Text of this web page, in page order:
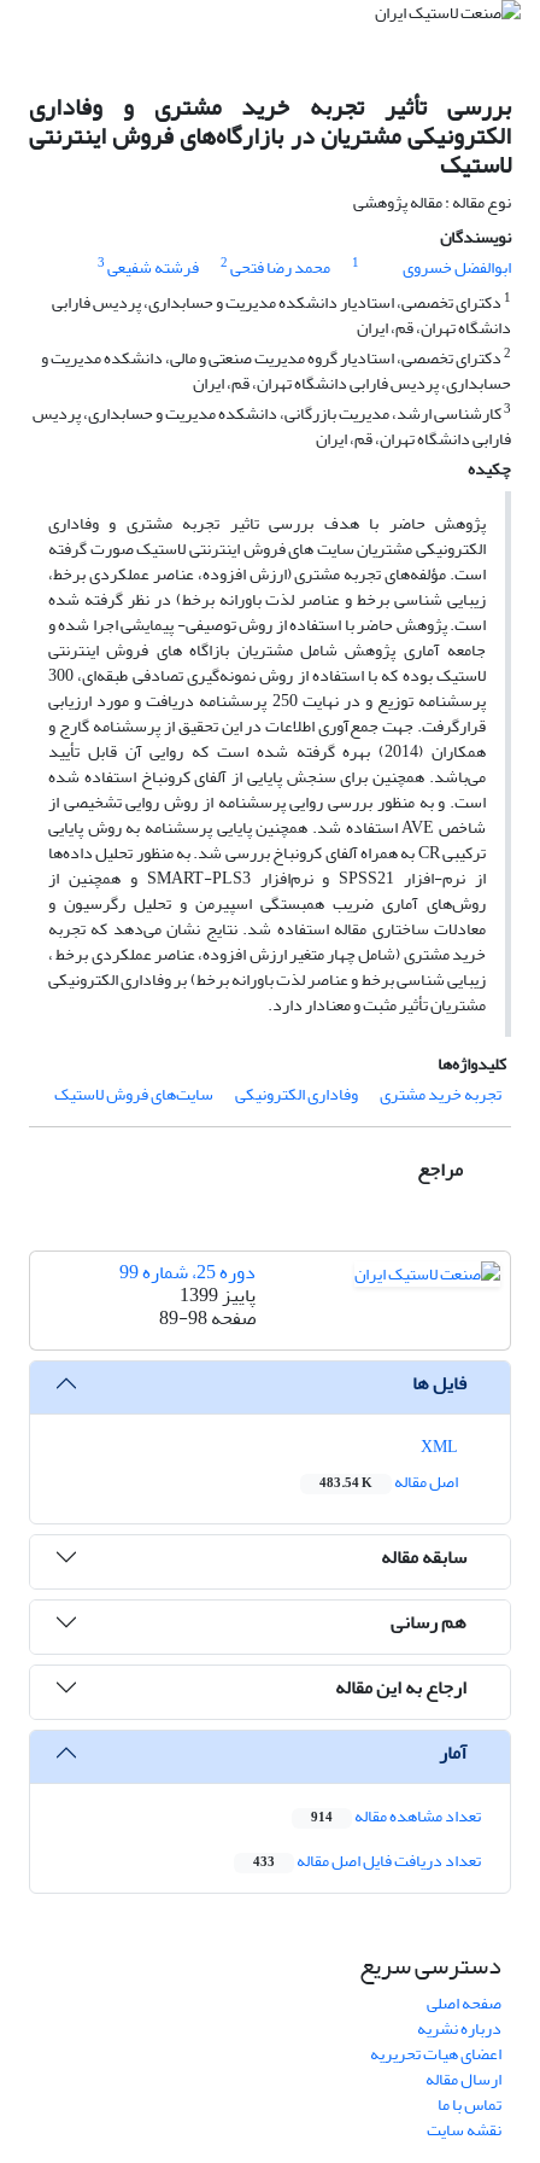
بررسی تأثیر تجربه خرید مشتری و وفاداری
الکترونیکی مشتریان در بازارگاه‌های فروش اینترنتی
لاستیک
نوع مقاله : مقاله پژوهشی
نویسندگان
ابوالفضل خسروی
1 محمد رضا فتحی2 فرشته شفیعی3
1 دکترای تخصصی، استادیار دانشکده مدیریت و حسابداری، پردیس فارابی
دانشگاه تهران، قم، ایران
2دکترای تخصصی، استادیار گروه مدیریت صنعتی و مالی، دانشکده مدیریت و
حسابداری، پردیس فارابی دانشگاه تهران، قم، ایران
3کارشناسی ارشد، مدیریت بازرگانی، دانشکده مدیریت و حسابداری، پردیس
فارابی دانشگاه تهران، قم، ایران
چکیده
پژوهش حاضر با هدف بررسی تاثیر تجربه مشتری و وفاداری
الکترونیکی مشتریان سایت های فروش اینترنتی لاستیک صورت گرفته
است. مؤلفه‌های تجربه مشتری (ارزش افزوده، عناصر عملکردی برخط،
زیبایی شناسی برخط و عناصر لذت باورانه برخط) در نظر گرفته شده
است. پژوهش حاضر با استفاده از روش توصیفی- پیمایشی اجرا شده و
جامعه آماری پژوهش شامل مشتریان بازاگاه های فروش اینترنتی
لاستیک بوده که با استفاده از روش نمونه‌گیری تصادفی طبقه‌ای، 300
پرسشنامه توزیع و در نهایت 250 پرسشنامه دریافت و مورد ارزیابی
قرارگرفت. جهت جمع‌آوری اطلاعات در این تحقیق از پرسشنامه گارج و
همکاران (2014) بهره گرفته شده است که روایی آن قابل تأیید
می‌باشد. همچنین برای سنجش پایایی از آلفای کرونباخ استفاده شده
است. و به منظور بررسی روایی پرسشنامه از روش روایی تشخیصی از
شاخص AVE استفاده شد. همچنین پایایی پرسشنامه به روش پایایی
ترکیبی CR به همراه آلفای کرونباخ بررسی شد. به منظور تحلیل داده‌ها
از نرم-افزار SPSS21 و نرم‌افزار SMART-PLS3 و همچنین از
روش‌های آماری ضریب همبستگی اسپیرمن و تحلیل رگرسیون و
معادلات ساختاری مقاله استفاده شد. نتایج نشان می‌دهد که تجربه
خرید مشتری (شامل چهار متغیر ارزش افزوده، عناصر عملکردی برخط ،
زیبایی شناسی برخط و عناصر لذت باورانه برخط) بر وفاداری الکترونیکی
مشتریان تأثیر مثبت و معنادار دارد.
کلیدواژه‌ها
تجربه خرید مشتری
وفاداری الکترونیکی سایت‌های فروش لاستیک
مراجع
دوره 25، شماره 99
پاییز 1399
صفحه89-98
فایل ها
اصل مقاله
483.54 K
سابقه مقاله
هم رسانی
ارجاع به این مقاله
آمار
تعداد مشاهده مقاله 914
تعداد دریافت فایل اصل مقاله 433
دسترسی سریع
صفحه اصلی
درباره نشریه
اعضای هیات تحریریه
ارسال مقاله
تماس با ما
نقشه سایت